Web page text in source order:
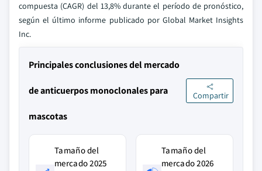
compuesta (CAGR) del 13,8% durante el período de pronóstico,
según el último informe publicado por Global Market Insights
Inc.
Principales conclusiones del mercado
de anticuerpos monoclonales para
mascotas
Compartir
Tamaño del
mercado 2025
Tamaño del
mercado 2026